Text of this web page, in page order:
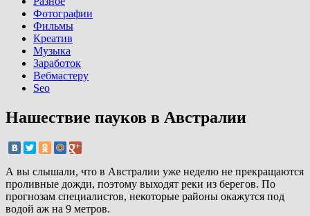
Фотографии
Фильмы
Креатив
Музыка
Заработок
Вебмастеру
Seo
Нашествие пауков в Австралии
А вы слышали, что в Австралии уже неделю не прекращаются
проливные дожди, поэтому выходят реки из берегов. По
прогнозам специалистов, некоторые районы окажутся под
водой аж на 9 метров.